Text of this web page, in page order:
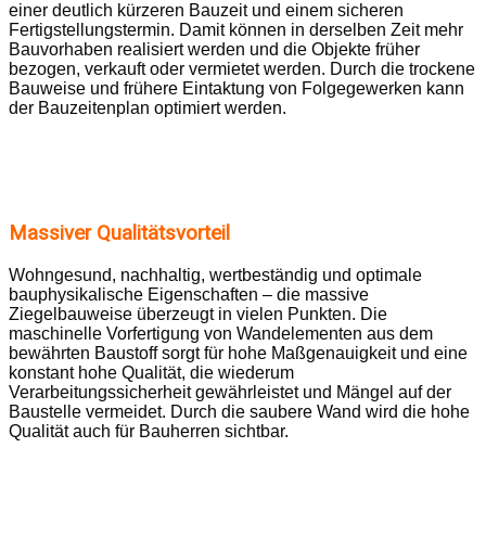
einer deutlich kürzeren Bauzeit und einem sicheren
Fertigstellungstermin. Damit können in derselben Zeit mehr
Bauvorhaben realisiert werden und die Objekte früher
bezogen, verkauft oder vermietet werden. Durch die trockene
Bauweise und frühere Eintaktung von Folgegewerken kann
der Bauzeitenplan optimiert werden.
Massiver Qualitätsvorteil
Wohngesund, nachhaltig, wertbeständig und optimale
bauphysikalische Eigenschaften – die massive
Ziegelbauweise überzeugt in vielen Punkten. Die
maschinelle Vorfertigung von Wandelementen aus dem
bewährten Baustoff sorgt für hohe Maßgenauigkeit und eine
konstant hohe Qualität, die wiederum
Verarbeitungssicherheit gewährleistet und Mängel auf der
Baustelle vermeidet. Durch die saubere Wand wird die hohe
Qualität auch für Bauherren sichtbar.